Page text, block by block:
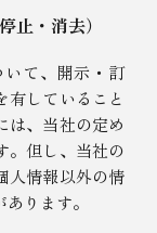
止・消去）
て、開示・訂
有していること
は、当社の定め
。但し、当社の
人情報以外の情
ります。